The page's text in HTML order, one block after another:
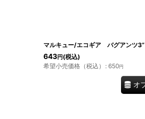
マルキュー/エコギア バグアンツ
643円 (税込)
希望小売価格（税込） : 650円
オ